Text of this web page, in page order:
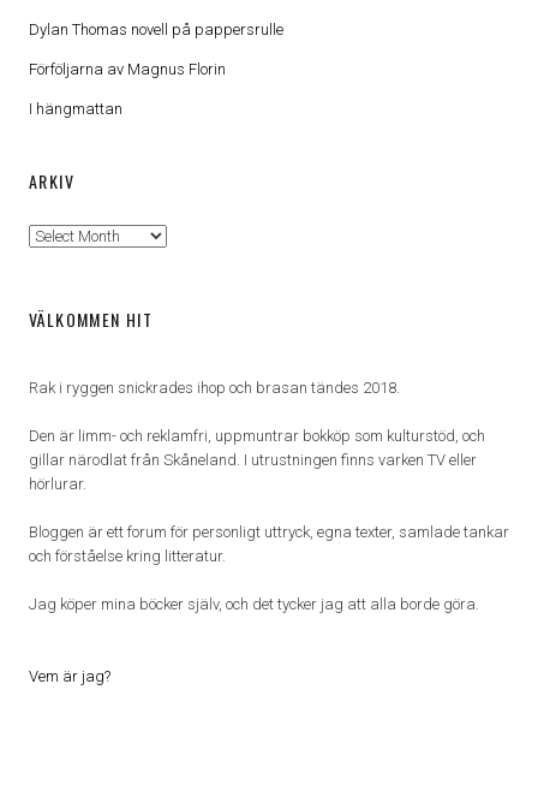
Dylan Thomas novell på pappersrulle
Förföljarna av Magnus Florin
I hängmattan
ARKIV
Arkiv
VÄLKOMMEN HIT
Rak i ryggen snickrades ihop och brasan tändes 2018.
Den är limm- och reklamfri, uppmuntrar bokköp som kulturstöd, och
gillar närodlat från Skåneland. I utrustningen finns varken TV eller
hörlurar.
Bloggen är ett forum för personligt uttryck, egna texter, samlade tankar
och förståelse kring litteratur.
Jag köper mina böcker själv, och det tycker jag att alla borde göra.
Vem är jag?